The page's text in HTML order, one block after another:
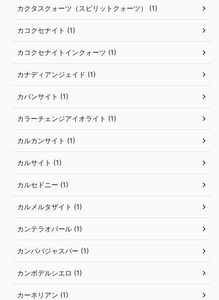
カクタスクォーツ（スピリットクォーツ） (1)
カコクセナイト (1)
カコクセナイトインクォーツ (1)
カナディアンジェイド (1)
カバンサイト (1)
カラーチェンジアイオライト (1)
カルカンサイト (1)
カルサイト (1)
カルセドニー (1)
カルメルタザイト (1)
カンテラオパール (1)
カンババジャスパー (1)
カンポデルシエロ (1)
カーネリアン (1)